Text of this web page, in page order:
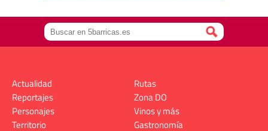
Actualidad
Reportajes
Personajes
Territorio
Rutas
Zona DO
Vinos y más
Gastronomía